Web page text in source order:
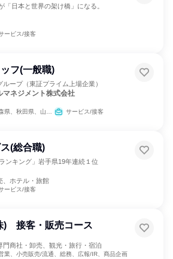
「日本と世界の架け橋」になる。
ービス/接客
フ(一般職)
ープ（東証プライム上場企業）
マネジメント株式会社
潟県、長野県、愛知県、京都府、大阪府、岡山県、愛媛県、福岡県、熊本県、沖縄県 サービス/接客
(総合職)
ンキング」岩手県19年連続１位
、ホテル・旅館
ービス/接客
) 接客・販売コース
門商社・卸売、観光・旅行・宿泊
業、小売販売/流通、総務、広報/IR、商品企画